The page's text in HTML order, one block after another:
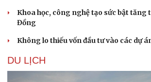
Cây thuốc
Sản phụ khoa
Nam khoa
Phòng mạch online
Blog
Khoa học, công nghệ tạo sức bật tăng
Đồng
Không lo thiếu vốn đầu tư vào các dự
DU LỊCH